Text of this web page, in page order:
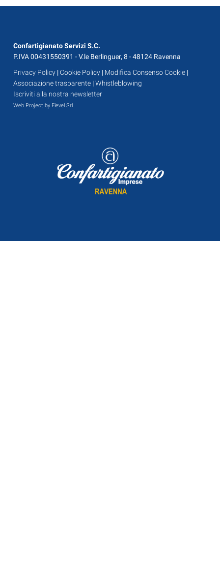
Confartigianato Servizi S.C.
P.IVA 00431550391 - V.le Berlinguer, 8 - 48124 Ravenna
Privacy Policy |Cookie Policy | Modifica Consenso Cookie |
Associazione trasparente |Whistleblowing
Iscriviti alla nostra newsletter
Web Project by Elevel Srl